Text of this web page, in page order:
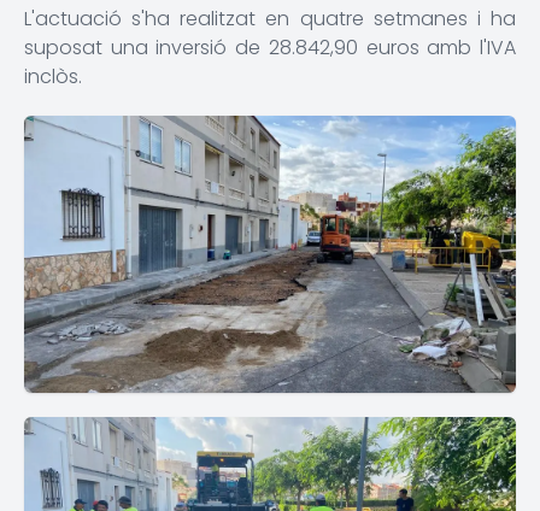
L'actuació s'ha realitzat en quatre setmanes i ha
suposat una inversió de 28.842,90 euros amb l'IVA
inclòs.